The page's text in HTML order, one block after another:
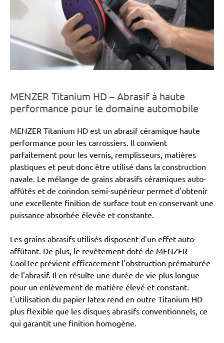
MENZER Titanium HD – Abrasif à haute
performance pour le domaine automobile
MENZER Titanium HD est un abrasif céramique haute
performance pour les carrossiers. Il convient
parfaitement pour les vernis, remplisseurs, matières
plastiques et peut donc être utilisé dans la construction
navale. Le mélange de grains abrasifs céramiques auto-
affûtés et de corindon semi-supérieur permet d'obtenir
une excellente finition de surface tout en conservant une
puissance absorbée élevée et constante.
Les grains abrasifs utilisés disposent d'un effet auto-
affûtant. De plus, le revêtement doté de MENZER
CoolTec prévient efficacement l'obstruction prématurée
de l'abrasif. Il en résulte une durée de vie plus longue
pour un enlèvement de matière élevé et constant.
L'utilisation du papier latex rend en outre Titanium HD
plus flexible que les disques abrasifs conventionnels, ce
qui garantit une finition homogène.